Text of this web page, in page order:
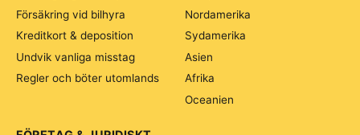
Nordamerika
Sydamerika
Asien
Afrika
Oceanien
Försäkring vid bilhyra
Kreditkort & deposition
Undvik vanliga misstag
Regler och böter utomlands